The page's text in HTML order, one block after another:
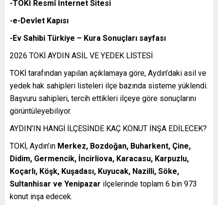
-TOKİ Resmî İnternet Sitesi
-e-Devlet Kapısı
-Ev Sahibi Türkiye – Kura Sonuçları sayfası
2026 TOKİ AYDIN ASİL VE YEDEK LİSTESİ
TOKİ tarafından yapılan açıklamaya göre, Aydın’daki asil ve
yedek hak sahipleri listeleri ilçe bazında sisteme yüklendi.
Başvuru sahipleri, tercih ettikleri ilçeye göre sonuçlarını
görüntüleyebiliyor.
AYDIN’IN HANGİ İLÇESİNDE KAÇ KONUT İNŞA EDİLECEK?
TOKİ, Aydın’ın Merkez, Bozdoğan, Buharkent, Çine,
Didim, Germencik, İncirliova, Karacasu, Karpuzlu,
Koçarlı, Köşk, Kuşadası, Kuyucak, Nazilli, Söke,
Sultanhisar ve Yenipazar ilçelerinde toplam 6 bin 973
konut inşa edecek.